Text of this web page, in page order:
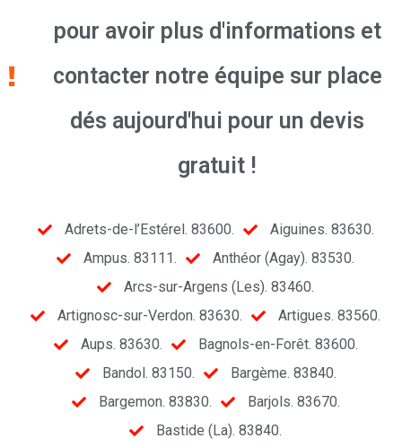
pour avoir plus d'informations et
contacter notre équipe sur place
dés aujourd'hui pour un devis
gratuit !
Adrets-de-l’Estérel. 83600.
Aiguines. 83630.
Ampus. 83111.
Anthéor (Agay). 83530.
Arcs-sur-Argens (Les). 83460.
Artignosc-sur-Verdon. 83630.
Artigues. 83560.
Aups. 83630.
Bagnols-en-Forêt. 83600.
Bandol. 83150.
Bargème. 83840.
Bargemon. 83830.
Barjols. 83670.
Bastide (La). 83840.